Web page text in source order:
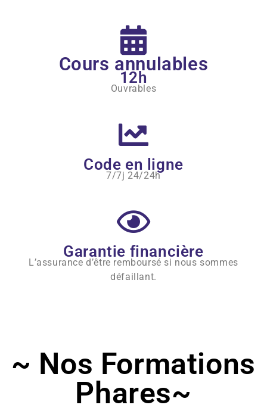
Cours annulables
12h
Ouvrables
Code en ligne
7/7j 24/24h
Garantie financière
L’assurance d’être remboursé si nous sommes
défaillant.
~ Nos Formations
Phares~